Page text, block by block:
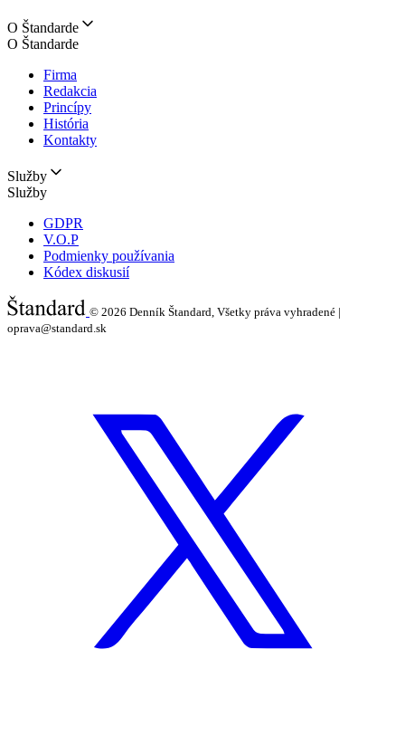
O Štandarde
O Štandarde
Firma
Redakcia
Princípy
História
Kontakty
Služby
Služby
GDPR
V.O.P
Podmienky používania
Kódex diskusií
© 2026 Denník Štandard, Všetky práva vyhradené |
oprava@standard.sk